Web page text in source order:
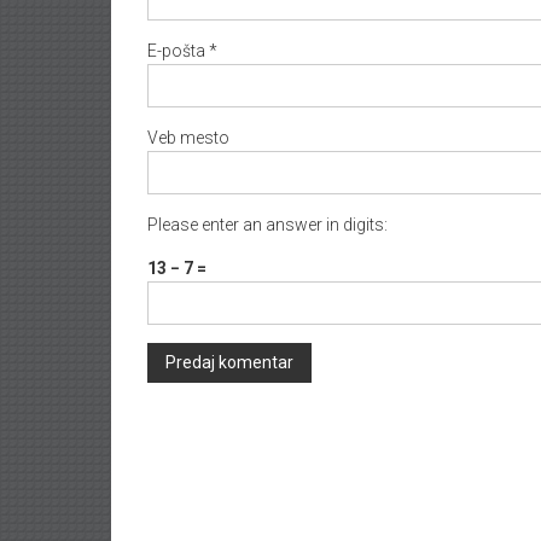
E-pošta *
Veb mesto
Please enter an answer in digits:
13 − 7 =